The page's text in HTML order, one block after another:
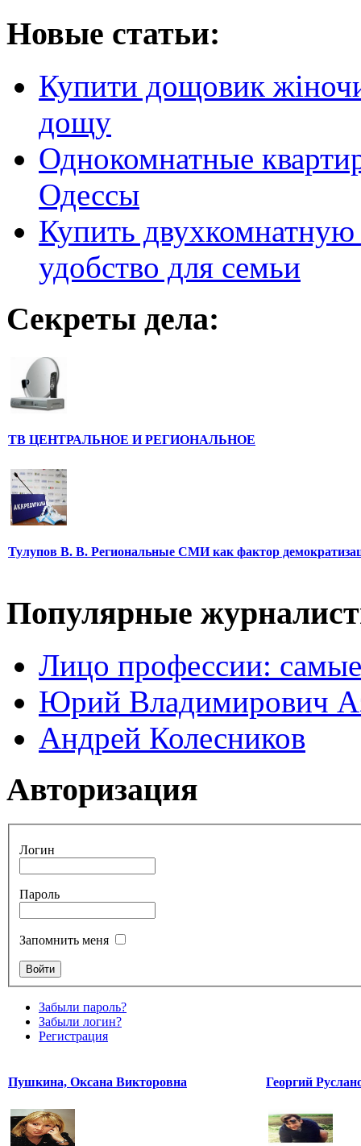
Новые статьи:
Купити дощовик
дощу
Однокомнатные
Одессы
Купить
удобство для семьи
Секреты дела:
ТВ ЦЕНТРАЛЬНОЕ И РЕГИОНАЛЬНОЕ
Тулупов В. В. Региональные СМИ как фактор
Популярные
Лицо профессии:
Юрий Владимирович
Андрей Колесников
Авторизация
Логин
Пароль
Запомнить меня
Забыли пароль?
Забыли логин?
Регистрация
Пушкина, Оксана Викторовна Георгий